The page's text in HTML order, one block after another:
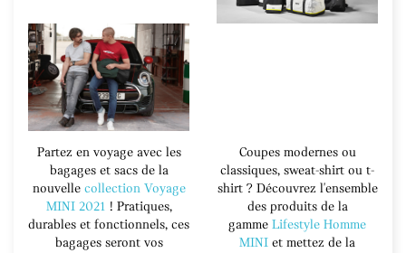
Partez en voyage avec les
bagages et sacs de la
nouvelle collection Voyage
MINI 2021 ! Pratiques,
durables et fonctionnels, ces
bagages seront vos
Coupes modernes ou
classiques, sweat-shirt ou t-
shirt ? Découvrez l'ensemble
des produits de la
gamme Lifestyle Homme
MINI et mettez de la